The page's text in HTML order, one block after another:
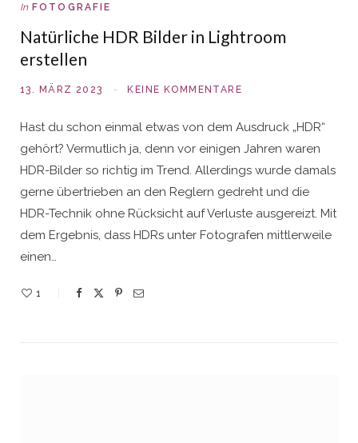
In FOTOGRAFIE
Natürliche HDR Bilder in Lightroom
erstellen
13. MÄRZ 2023 KEINE KOMMENTARE
Hast du schon einmal etwas von dem Ausdruck „HDR“
gehört? Vermutlich ja, denn vor einigen Jahren waren
HDR-Bilder so richtig im Trend. Allerdings wurde damals
gerne übertrieben an den Reglern gedreht und die
HDR-Technik ohne Rücksicht auf Verluste ausgereizt. Mit
dem Ergebnis, dass HDRs unter Fotografen mittlerweile
einen…
1